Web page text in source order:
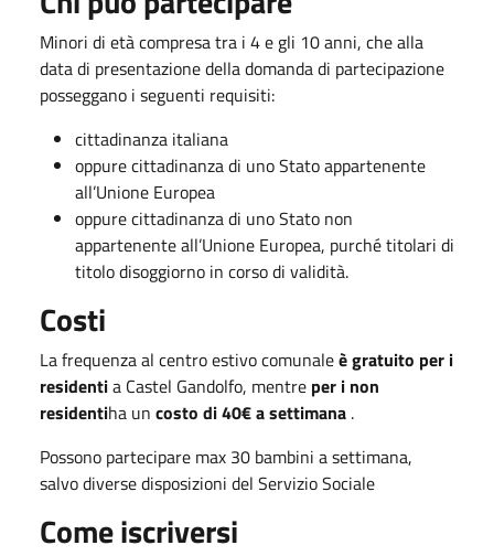
Minori di età compresa tra i 4 e gli 10 anni, che alla
data di presentazione della domanda di partecipazione
posseggano i seguenti requisiti:
cittadinanza italiana
oppure cittadinanza di uno Stato appartenente
all’Unione Europea
oppure cittadinanza di uno Stato non
appartenente all’Unione Europea, purché titolari di
titolo disoggiorno in corso di validità.
Costi
La frequenza al centro estivo comunaleè gratuito per i
residentia Castel Gandolfo, mentre per i non
residentiha un costo di 40€ a settimana .
Possono partecipare max 30 bambini a settimana,
salvo diverse disposizioni del Servizio Sociale
Come iscriversi